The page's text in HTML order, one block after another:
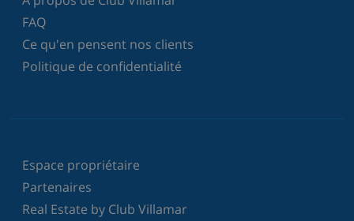
FAQ
Ce qu'en pensent nos clients
Politique de confidentialité
Espace propriétaire
Partenaires
Real Estate by Club Villamar